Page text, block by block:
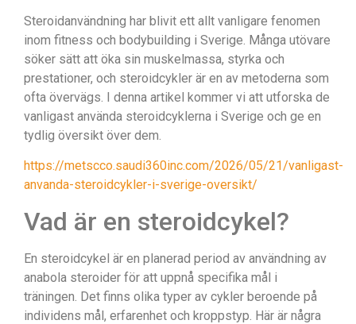
Steroidanvändning har blivit ett allt vanligare fenomen
inom fitness och bodybuilding i Sverige. Många utövare
söker sätt att öka sin muskelmassa, styrka och
prestationer, och steroidcykler är en av metoderna som
ofta övervägs. I denna artikel kommer vi att utforska de
vanligast använda steroidcyklerna i Sverige och ge en
tydlig översikt över dem.
https://metscco.saudi360inc.com/2026/05/21/vanligast-
anvanda-steroidcykler-i-sverige-oversikt/
Vad är en steroidcykel?
En steroidcykel är en planerad period av användning av
anabola steroider för att uppnå specifika mål i
träningen. Det finns olika typer av cykler beroende på
individens mål, erfarenhet och kroppstyp. Här är några